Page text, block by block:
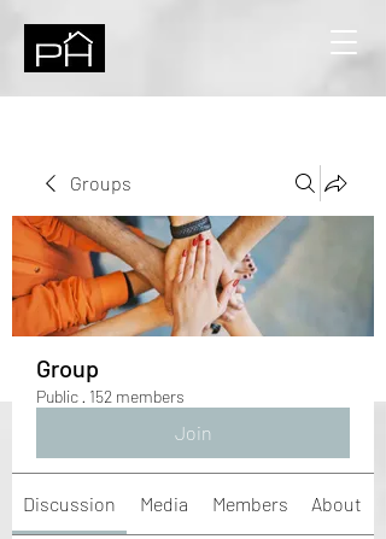
Groups
Group
Public · 152 members
Join
Discussion Media Members About